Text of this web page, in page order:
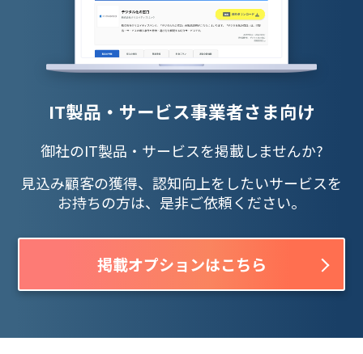
IT製品・サービス事業者さま向け
御社のIT製品・サービスを掲載しませんか?
見込み顧客の獲得、認知向上をしたいサービスを
お持ちの方は、是非ご依頼ください。
掲載オプションはこちら